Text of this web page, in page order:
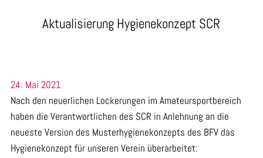
Aktualisierung Hygienekonzept SCR
24. Mai 2021
Nach den neuerlichen Lockerungen im Amateursportbereich
haben die Verantwortlichen des SCR in Anlehnung an die
neueste Version des Musterhygienekonzepts des BFV das
Hygienekonzept für unseren Verein überarbeitet: